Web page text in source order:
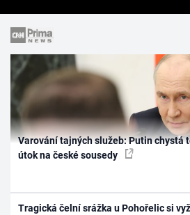
Varování tajných služeb: Putin chystá
útok na české sousedy
Tragická čelní srážka u Pohořelic si